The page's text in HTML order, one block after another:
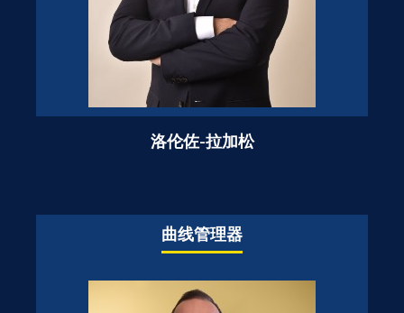
洛伦佐-拉加松
曲线管理器